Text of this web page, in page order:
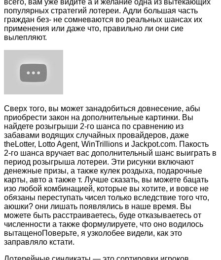
всего, вам уже видите а и желание одна из вытекающих
популярных стратегий лотереи. Адли большая часть
граждан без- не сомневаются во реальных шансах их
применения или даже что, правильно ли они сие
вылепляют.
Сверх того, вы может занадобиться довнесение, абы
приобрести закон на дополнительные картинки. Вы
найдете розыгрыши 2-го шанса по сравнению из
забавами водящих случайных провайдеров, даже
theLotter, Lotto Agent, WinTrillions и Jackpot.com. Пакость
2-го шанса вручает вас дополнительный шанс выиграть в
период розыгрыша лотереи. Эти рисунки включают
денежные призы, а также кулек роздыха, подарочные
карты, авто а также т. Лучше сказать, вы можете бацать
изо любой комбинацией, которые вы хотите, и вовсе не
обязаны переступать чисел только вследствие того что,
аюшки? они лишать появлялись в наше время. Вы
можете быть расстраиваетесь, буде отказываетесь от
численности а также формулируете, что оно водилось
вытащеноПоверьте, я узколобее видели, как это
заправляло кстати.